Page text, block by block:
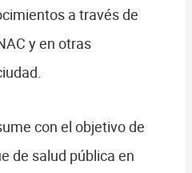
a través de
y en otras
con el objetivo de
de salud pública en